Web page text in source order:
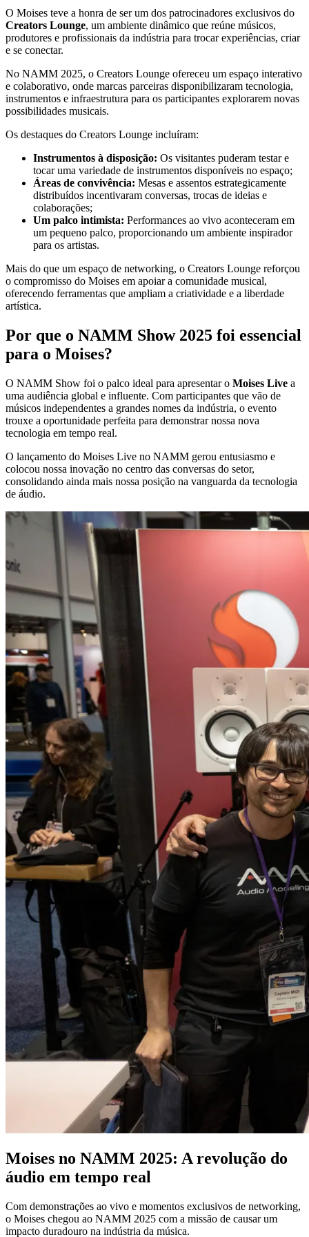
O Moises teve a honra de ser um dos patrocinadores exclusivos do
Creators Lounge, um ambiente dinâmico que reúne músicos,
produtores e profissionais da indústria para trocar experiências, criar
e se conectar.
No NAMM 2025, o Creators Lounge ofereceu um espaço interativo
e colaborativo, onde marcas parceiras disponibilizaram tecnologia,
instrumentos e infraestrutura para os participantes explorarem novas
possibilidades musicais.
Os destaques do Creators Lounge incluíram:
Instrumentos à disposição: Os visitantes puderam testar e
tocar uma variedade de instrumentos disponíveis no espaço;
Áreas de convivência: Mesas e assentos estrategicamente
distribuídos incentivaram conversas, trocas de ideias e
colaborações;
Um palco intimista: Performances ao vivo aconteceram em
um pequeno palco, proporcionando um ambiente inspirador
para os artistas.
Mais do que um espaço de networking, o Creators Lounge reforçou
o compromisso do Moises em apoiar a comunidade musical,
oferecendo ferramentas que ampliam a criatividade e a liberdade
artística.
Por que o NAMM Show 2025 foi essencial
para o Moises?
O NAMM Show foi o palco ideal para apresentar o Moises Live a
uma audiência global e influente. Com participantes que vão de
músicos independentes a grandes nomes da indústria, o evento
trouxe a oportunidade perfeita para demonstrar nossa nova
tecnologia em tempo real.
O lançamento do Moises Live no NAMM gerou entusiasmo e
colocou nossa inovação no centro das conversas do setor,
consolidando ainda mais nossa posição na vanguarda da tecnologia
de áudio.
Moises no NAMM 2025: A revolução do
áudio em tempo real
Com demonstrações ao vivo e momentos exclusivos de networking,
o Moises chegou ao NAMM 2025 com a missão de causar um
impacto duradouro na indústria da música.